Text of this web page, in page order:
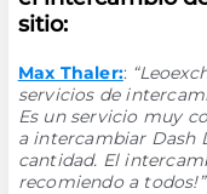
sitio:
Max Thaler::
servicios de
Es un servicio muy
a intercambiar Dash
cantidad. El
recomiendo a todos!”